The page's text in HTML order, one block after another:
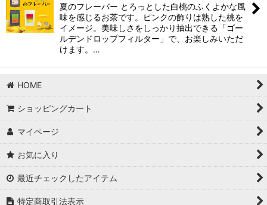
夏のフレーバー とろっとした白桃のふくよかな風
味を感じるお茶です。ピンクの飾りは熟した桃を
イメージ。美味しさをしっかり抽出できる「ゴー
ルデンドロップフィルター」で、お楽しみいただ
けます。…
HOME
ショッピングカート
マイページ
お気に入り
最近チェックしたアイテム
特定商取引法表示